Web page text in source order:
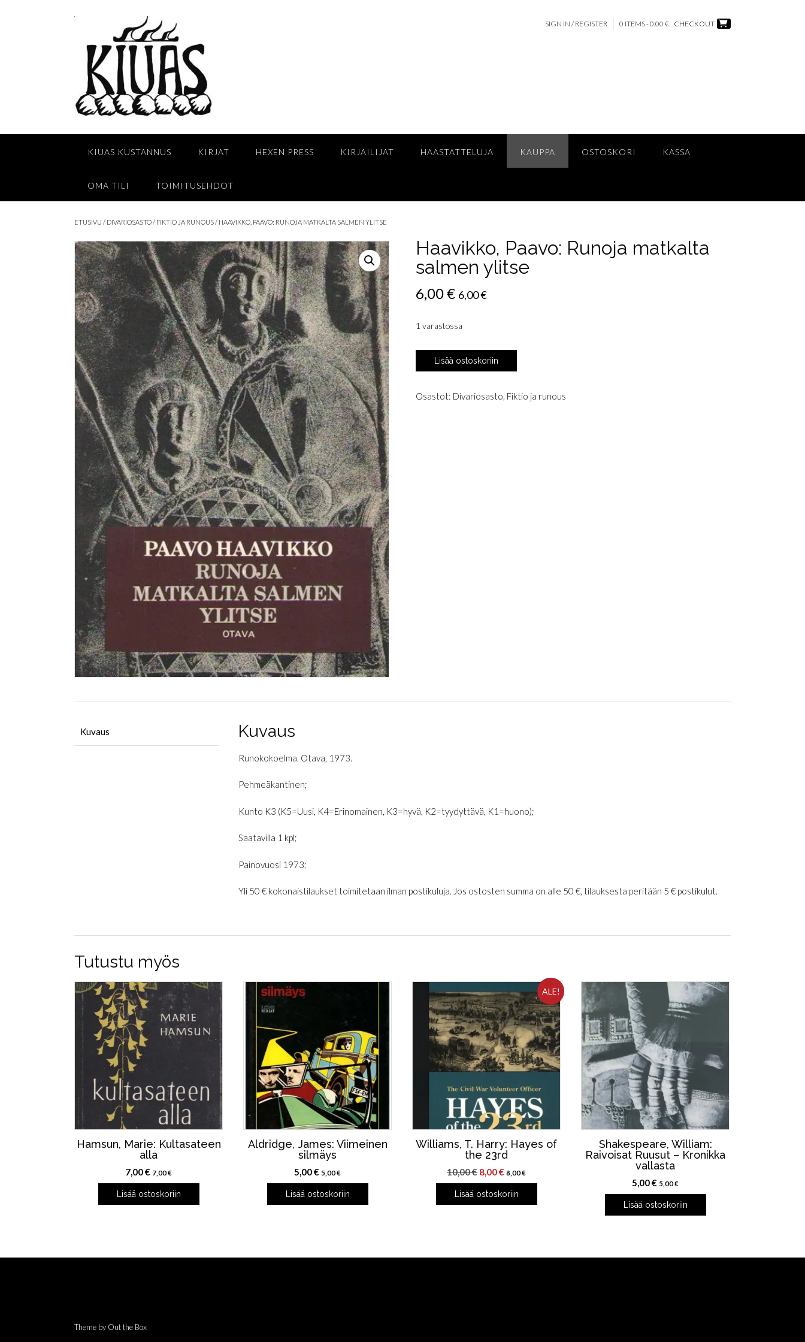
SIGN IN / REGISTER 0 ITEMS - 0,00 € CHECKOUT
KIUAS KUSTANNUS KIRJAT HEXEN PRESS KIRJAILIJAT HAASTATTELUJA KAUPPA OSTOSKORI KASSA
OMA TILI TOIMITUSEHDOT
ETUSIVU / DIVARIOSASTO/ FIKTIO JA RUNOUS/ HAAVIKKO, PAAVO: RUNOJA MATKALTA SALMEN YLITSE
Haavikko, Paavo: Runoja matkalta
salmen ylitse
6,00€ 6,00€
1 varastossa
Haavikko,
Paavo:
matkalta
Lisää ostoskoriin
Osastot: Divariosasto, Fiktio ja runous
Kuvaus Kuvaus
Runokokoelma. Otava, 1973.
Pehmeäkantinen;
Kunto K3 (K5=Uusi, K4=Erinomainen, K3=hyvä, K2=tyydyttävä, K1=huono);
Saatavilla 1 kpl;
Painovuosi 1973;
Yli 50 € kokonaistilaukset toimitetaan ilman postikuluja. Jos ostosten summa on alle 50 €, tilauksesta peritään 5 € postikulut.
Tutustu myös
Hamsun, Marie: Kultasateen
alla
7,00€ 7,00€
Lisää ostoskoriin
Aldridge, James: Viimeinen
silmäys
5,00€ 5,00€
Lisää ostoskoriin
ALE!
Williams, T. Harry: Hayes of
the 23rd
10,00€ Alkuperäinen
hinta
oli:
8,00€ Nykyinen
hinta
on:
8,00€
Lisää ostoskoriin
Shakespeare, William:
Raivoisat Ruusut – Kronikka
vallasta
5,00€ 5,00€
Lisää ostoskoriin
Theme by Out the Box